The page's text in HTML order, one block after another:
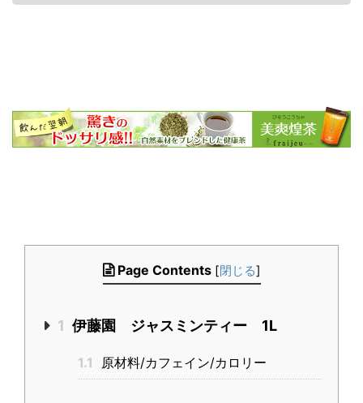
Page Contents [閉じる]
1 伊藤園 ジャスミンティー 1L
1.1 原材料/カフェイン/カロリー